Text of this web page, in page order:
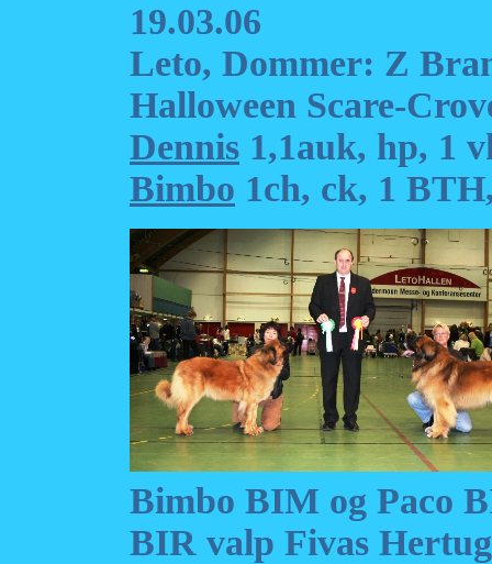
19.03.06
Leto, Dommer: Z
Halloween Scare-
Dennis 1,1auk, hp, 1
Bimbo 1ch, ck, 1
Bimbo
BIR valp Fivas